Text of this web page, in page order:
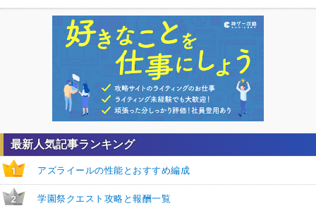
最新人気記事ランキング
1 アズライールの性能とおすすめ編成
2 学園祭クエスト攻略と報酬一覧